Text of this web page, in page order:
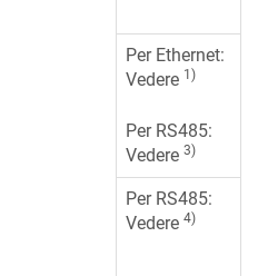
Per Ethernet:
Vedere 1)
Per RS485:
Vedere 3)
Per RS485:
Vedere 4)